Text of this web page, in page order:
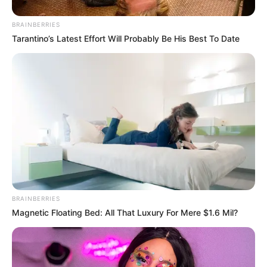
„Örülök, hogy az UEFA által a kormány részére
juttatott jegyeknek köszönhetően hét, a
gyermekvédelemben nevelkedő kisgyermek is ott
lehet a Bajnokok Ligája budapesti döntőjén” –
BRAINBERRIES
Tarantino’s Latest Effort Will Probably Be His Best To Date
BRAINBERRIES
Magnetic Floating Bed: All That Luxury For Mere $1.6 Mil?